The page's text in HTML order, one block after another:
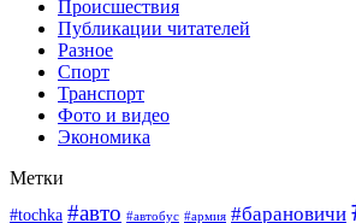
Происшествия
Публикации читателей
Разное
Спорт
Транспорт
Фото и видео
Экономика
Метки
#tochka #авто #автобус #армия #барановичи